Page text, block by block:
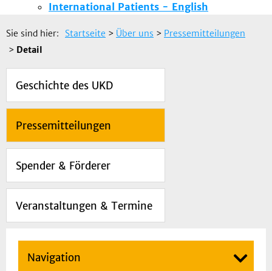
International Patients - English
Sie sind hier: Startseite > Über uns > Pressemitteilungen
> Detail
Geschichte des UKD
Pressemitteilungen
Spender & Förderer
Veranstaltungen & Termine
Navigation